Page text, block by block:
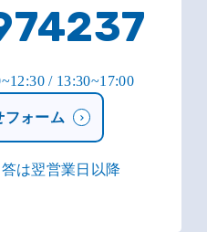
/ 13:30~17:00
フォーム
は翌営業日以降